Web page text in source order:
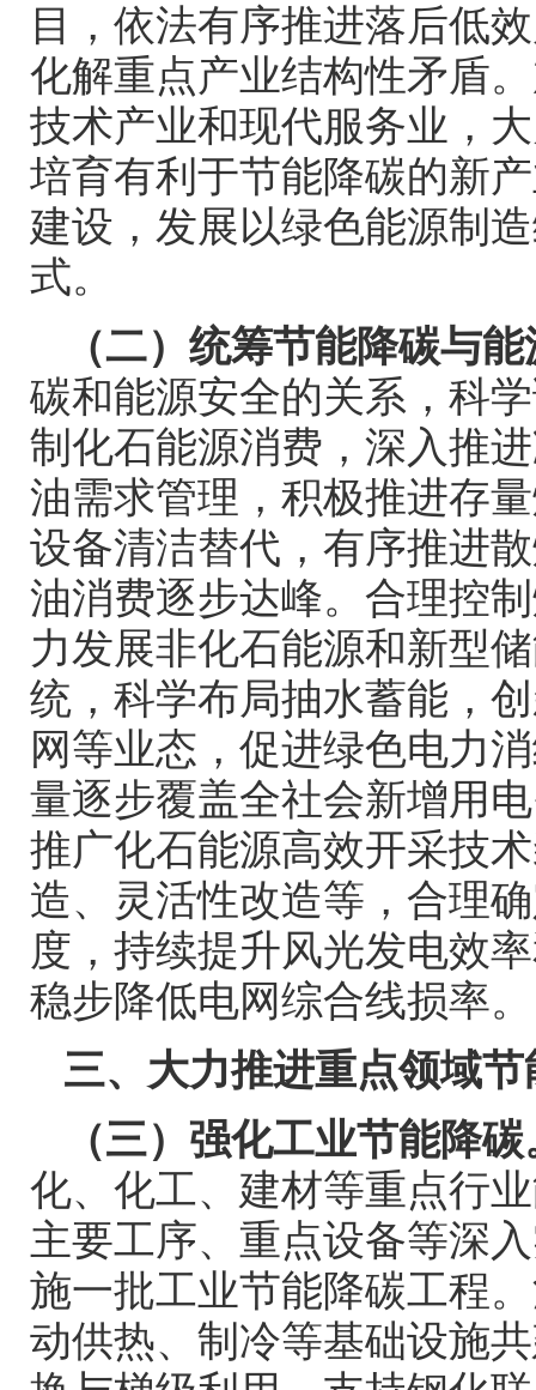
目，依法有序推进落后低
化解重点产业结构性矛盾
技术产业和现代服务业，
培育有利于节能降碳的新
建设，发展以绿色能源制
式。
（二）统筹节能降碳与
碳和能源安全的关系，科
制化石能源消费，深入推
油需求管理，积极推进存
设备清洁替代，有序推进
油消费逐步达峰。合理控
力发展非化石能源和新型
统，科学布局抽水蓄能，
网等业态，促进绿色电力
量逐步覆盖全社会新增用
推广化石能源高效开采技
造、灵活性改造等，合理
度，持续提升风光发电效
稳步降低电网综合线损率。
三、大力推进重点领域节
（三）强化工业节能降碳
化、化工、建材等重点行
主要工序、重点设备等深
施一批工业节能降碳工程
动供热、制冷等基础设施